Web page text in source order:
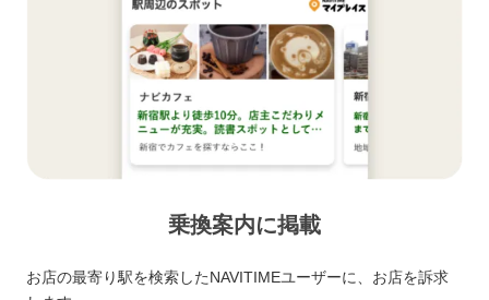
乗換案内に掲載
お店の最寄り駅を検索したNAVITIMEユーザーに、お店を訴求